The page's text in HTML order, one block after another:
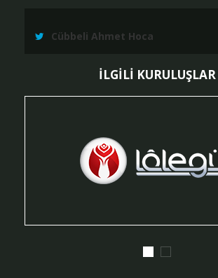
Cübbeli Ahmet Hoca
İLGİLİ KURULUŞLAR